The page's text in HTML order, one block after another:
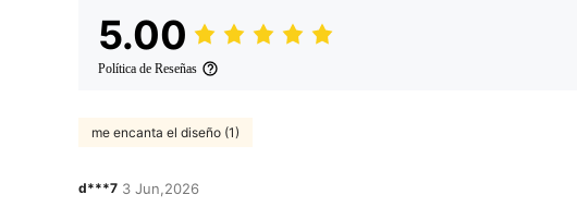
5.00
Política de Reseñas
me encanta el diseño (1)
d***7 3 Jun,2026